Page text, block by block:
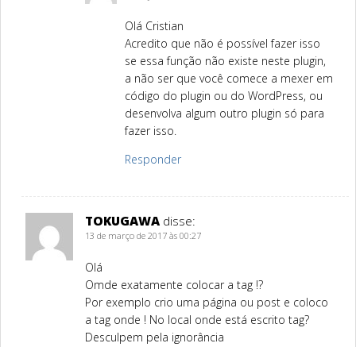
Olá Cristian
Acredito que não é possível fazer isso
se essa função não existe neste plugin,
a não ser que você comece a mexer em
código do plugin ou do WordPress, ou
desenvolva algum outro plugin só para
fazer isso.
Responder
TOKUGAWA disse:
13 de março de 2017 às 00:27
Olá
Omde exatamente colocar a tag !?
Por exemplo crio uma página ou post e coloco
a tag onde ! No local onde está escrito tag?
Desculpem pela ignorância